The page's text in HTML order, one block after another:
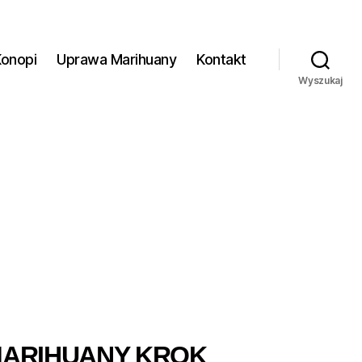
Uprawa Marihuany Kontakt
Wyszukaj
KROK